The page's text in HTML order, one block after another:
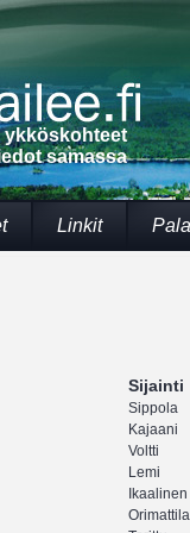
ykköskohteet
samassa
Linkit
Sijainti
Sippola
Kajaani
Voltti
Lemi
Ikaalinen
Orimattila